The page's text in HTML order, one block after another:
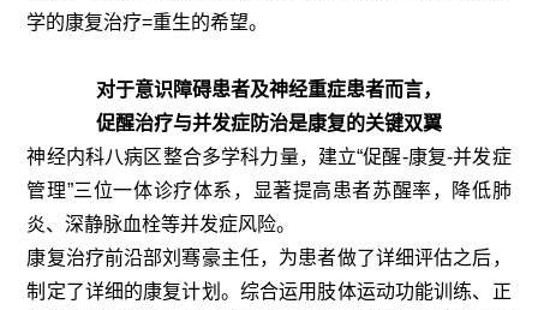
学的康复治疗=重生的希望。
对于意识障碍患者及神经重症患者而言，
促醒治疗与并发症防治是康复的关键双翼
神经内科八病区整合多学科力量，建立“促醒-康复-并发症
管理”三位一体诊疗体系，显著提高患者苏醒率，降低肺
炎、深静脉血栓等并发症风险。
康复治疗前沿部刘骞豪主任，为患者做了详细评估之后，
制定了详细的康复计划。综合运用肢体运动功能训练、正